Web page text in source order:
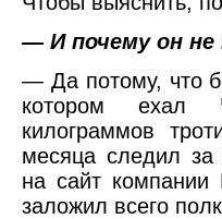
— И почему он не
— Да потому, что
котором ехал
килограммов
месяца следил за
на сайт
заложил всего